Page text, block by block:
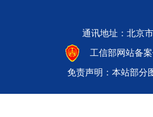
通讯地址：北京
工信部网站备
免责声明：本站部分